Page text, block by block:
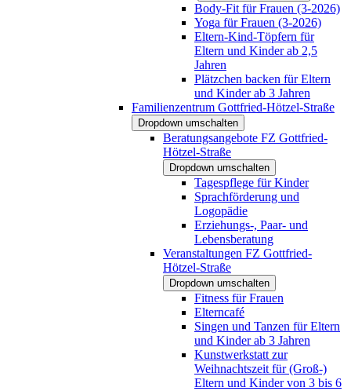
Body-Fit für Frauen (3-2026)
Yoga für Frauen (3-2026)
Eltern-Kind-Töpfern für
Eltern und Kinder ab 2,5
Jahren
Plätzchen backen für Eltern
und Kinder ab 3 Jahren
Familienzentrum Gottfried-Hötzel-Straße
Dropdown umschalten
Beratungsangebote FZ Gottfried-
Hötzel-Straße
Dropdown umschalten
Tagespflege für Kinder
Sprachförderung und
Logopädie
Erziehungs-, Paar- und
Lebensberatung
Veranstaltungen FZ Gottfried-
Hötzel-Straße
Dropdown umschalten
Fitness für Frauen
Elterncafé
Singen und Tanzen für Eltern
und Kinder ab 3 Jahren
Kunstwerkstatt zur
Weihnachtszeit für (Groß-)
Eltern und Kinder von 3 bis 6